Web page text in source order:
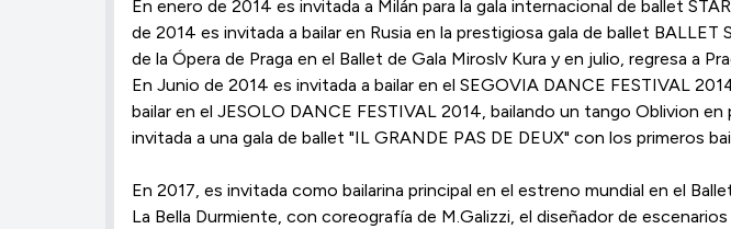
En enero de 2014 es invitada a Milán para la gala internacional de ballet
de 2014 es invitada a bailar en Rusia en la prestigiosa gala de ballet
de la Ópera de Praga en el Ballet de Gala Miroslv Kura y en julio, regresa a
En Junio de 2014 es invitada a bailar en el SEGOVIA DANCE FESTIVAL
bailar en el JESOLO DANCE FESTIVAL 2014, bailando un tango Oblivion
invitada a una gala de ballet "IL GRANDE PAS DE DEUX" con los primeros
En 2017, es invitada como bailarina principal en el estreno mundial en el
La Bella Durmiente, con coreografía de M.Galizzi, el diseñador de